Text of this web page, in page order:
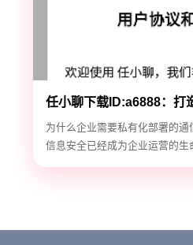
任小聊下载ID:a6888：打
解决方案
为什么企业需要私有化部署的通
信息安全已经成为企业运营的生